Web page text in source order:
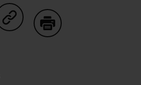
Auf Copy Link teilen